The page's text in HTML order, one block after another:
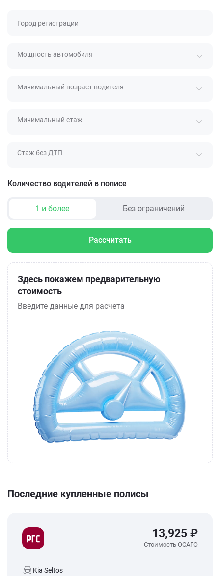
Город регистрации
Мощность автомобиля
Минимальный возраст водителя
Минимальный стаж
Стаж без ДТП
Количество водителей в полисе
1 и более Без ограничений
Рассчитать
Здесь покажем предварительную
стоимость
Введите данные для расчета
Последние купленные полисы
13,925 ₽
Стоимость ОСАГО
Kia Seltos